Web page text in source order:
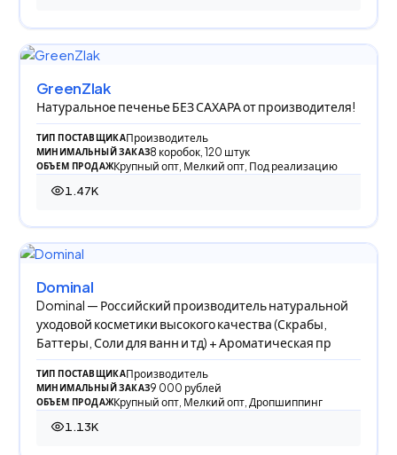
GreenZlak
Натуральное печенье БЕЗ САХАРА от производителя!
ТИП ПОСТАВЩИКАПроизводитель
МИНИМАЛЬНЫЙ ЗАКАЗ8 коробок, 120 штук
ОБЪЕМ ПРОДАЖКрупный опт, Мелкий опт, Под реализацию
1.47K
1 469 просмотров
Dominal
Dominal — Российский производитель натуральной
уходовой косметики высокого качества (Скрабы,
Баттеры, Соли для ванн и тд) + Ароматическая пр
ТИП ПОСТАВЩИКАПроизводитель
МИНИМАЛЬНЫЙ ЗАКАЗ9 000 рублей
ОБЪЕМ ПРОДАЖКрупный опт, Мелкий опт, Дропшиппинг
1.13K
1 130 просмотров